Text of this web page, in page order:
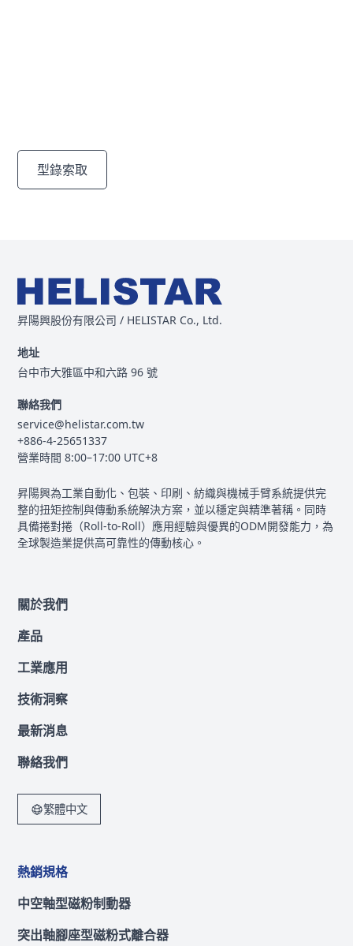
型錄索取
昇陽興股份有限公司 / HELISTAR Co., Ltd.
地址
台中市大雅區中和六路 96 號
聯絡我們
service@helistar.com.tw
+886-4-25651337
營業時間 8:00–17:00 UTC+8
昇陽興為工業自動化、包裝、印刷、紡織與機械手臂系統提供完
整的扭矩控制與傳動系統解決方案，並以穩定與精準著稱。同時
具備捲對捲（Roll-to-Roll）應用經驗與優異的ODM開發能力，為
全球製造業提供高可靠性的傳動核心。
關於我們
產品
工業應用
技術洞察
最新消息
聯絡我們
繁體中文
熱銷規格
中空軸型磁粉制動器
突出軸腳座型磁粉式離合器